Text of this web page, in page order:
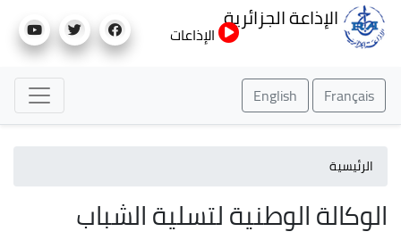
إلى
الإذاعة الجزائرية
الإذاعات
Français
English
الرئيسية
الوكالة الوطنية لتسلية الشباب